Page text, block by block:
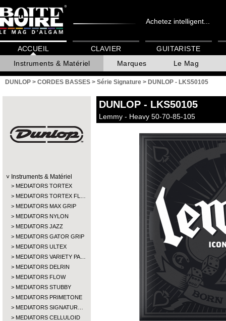
Achetez intelligent...
ACCUEIL
Instruments & Matériel
Marques Le Mag
CLAVIER GUITARISTE
DUNLOP > CORDES BASSES > Série Signature > DUNLOP - LKS50105
Instruments & Matériel
MEDIATORS TORTEX
MEDIATORS TORTEX FL…
MEDIATORS MAX GRIP
MEDIATORS NYLON
MEDIATORS JAZZ
MEDIATORS GATOR GRIP
MEDIATORS ULTEX
MEDIATORS VARIETY PA…
MEDIATORS DELRIN
MEDIATORS FLOW
MEDIATORS STUBBY
MEDIATORS PRIMETONE
MEDIATORS SIGNATUR…
MEDIATORS CELLULOID
DUNLOP - LKS50105
Lemmy - Heavy 50-70-85-105